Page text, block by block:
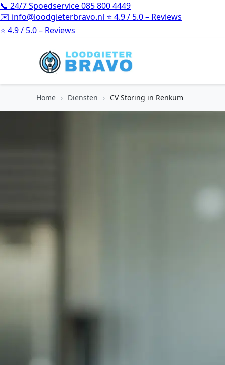
📞 24/7 Spoedservice085 800 4449
✉️ info@loodgieterbravo.nl ⭐ 4.9 / 5.0 – Reviews
⭐ 4.9 / 5.0 – Reviews
Home › Diensten › CV Storing in Renkum